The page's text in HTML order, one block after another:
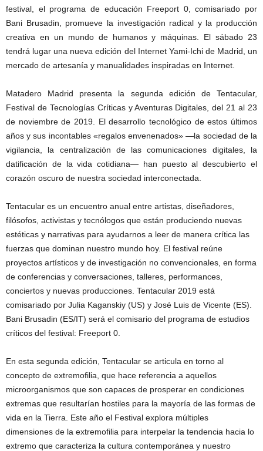
festival, el programa de educación Freeport 0, comisariado por
Bani Brusadin, promueve la investigación radical y la producción
creativa en un mundo de humanos y máquinas. El sábado 23
tendrá lugar una nueva edición del Internet Yami-Ichi de Madrid, un
mercado de artesanía y manualidades inspiradas en Internet.
Matadero Madrid presenta la segunda edición de Tentacular,
Festival de Tecnologías Críticas y Aventuras Digitales, del 21 al 23
de noviembre de 2019. El desarrollo tecnológico de estos últimos
años y sus incontables «regalos envenenados» —la sociedad de la
vigilancia, la centralización de las comunicaciones digitales, la
datificación de la vida cotidiana— han puesto al descubierto el
corazón oscuro de nuestra sociedad interconectada.
Tentacular es un encuentro anual entre artistas, diseñadores,
filósofos, activistas y tecnólogos que están produciendo nuevas
estéticas y narrativas para ayudarnos a leer de manera crítica las
fuerzas que dominan nuestro mundo hoy. El festival reúne
proyectos artísticos y de investigación no convencionales, en forma
de conferencias y conversaciones, talleres, performances,
conciertos y nuevas producciones. Tentacular 2019 está
comisariado por Julia Kaganskiy (US) y José Luis de Vicente (ES).
Bani Brusadin (ES/IT) será el comisario del programa de estudios
críticos del festival: Freeport 0.
En esta segunda edición, Tentacular se articula en torno al
concepto de extremofilia, que hace referencia a aquellos
microorganismos que son capaces de prosperar en condiciones
extremas que resultarían hostiles para la mayoría de las formas de
vida en la Tierra. Este año el Festival explora múltiples
dimensiones de la extremofilia para interpelar la tendencia hacia lo
extremo que caracteriza la cultura contemporánea y nuestro